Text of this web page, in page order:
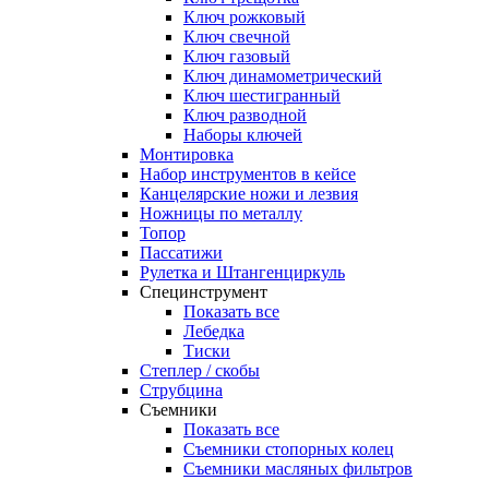
Ключ рожковый
Ключ свечной
Ключ газовый
Ключ динамометрический
Ключ шестигранный
Ключ разводной
Наборы ключей
Монтировка
Набор инструментов в кейсе
Канцелярские ножи и лезвия
Ножницы по металлу
Топор
Пассатижи
Рулетка и Штангенциркуль
Специнструмент
Показать все
Лебедка
Тиски
Степлер / скобы
Струбцина
Съемники
Показать все
Съемники стопорных колец
Съемники масляных фильтров